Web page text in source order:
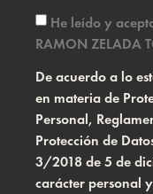
He leído y
RAMON ZELADA
De acuerdo a lo
en materia de
Personal,
Protección de
3/2018 de 5 de
carácter personal